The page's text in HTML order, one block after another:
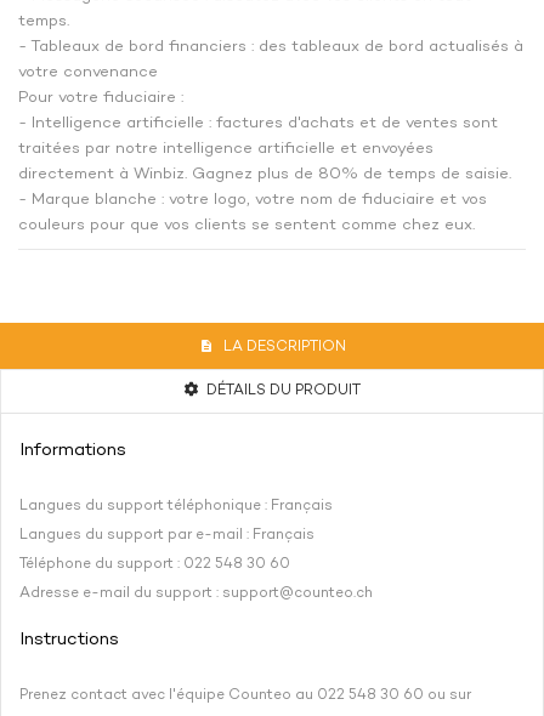
temps.
- Tableaux de bord financiers : des tableaux de bord actualisés à
votre convenance
Pour votre fiduciaire :
- Intelligence artificielle : factures d'achats et de ventes sont
traitées par notre intelligence artificielle et envoyées
directement à Winbiz. Gagnez plus de 80% de temps de saisie.
- Marque blanche : votre logo, votre nom de fiduciaire et vos
couleurs pour que vos clients se sentent comme chez eux.
LA DESCRIPTION
DÉTAILS DU PRODUIT
Informations
Langues du support téléphonique : Français
Langues du support par e-mail : Français
Téléphone du support : 022 548 30 60
Adresse e-mail du support : support@counteo.ch
Instructions
Prenez contact avec l'équipe Counteo au 022 548 30 60 ou sur